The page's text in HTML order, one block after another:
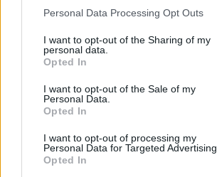
Personal Data Processing Opt Outs
I want to opt-out of the Sharing of my
personal data.
Opted In
I want to opt-out of the Sale of my
Personal Data.
Opted In
I want to opt-out of processing my
Personal Data for Targeted Advertising.
Opted In
Gino